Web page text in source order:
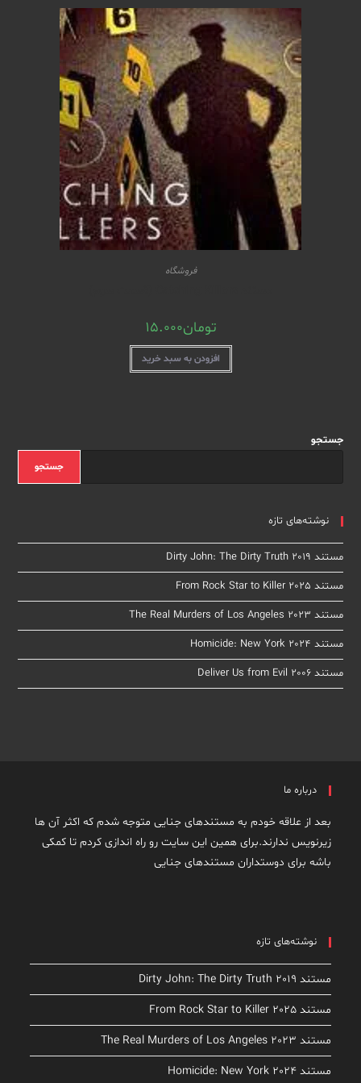
فروشگاه
تومان15.000
افزودن به سبد خرید
جستجو
جستجو
نوشته‌های تازه
مستند Dirty John: The Dirty Truth 2019
مستند From Rock Star to Killer 2025
مستند The Real Murders of Los Angeles 2023
مستند Homicide: New York 2024
مستند Deliver Us from Evil 2006
درباره ما
بعد از علاقه خودم به مستندهای جنایی متوجه شدم که اکثر آن ها
زیرنویس ندارند.برای همین این سایت رو راه اندازی کردم تا کمکی
باشه برای دوستداران مستندهای جنایی
نوشته‌های تازه
مستند Dirty John: The Dirty Truth 2019
مستند From Rock Star to Killer 2025
مستند The Real Murders of Los Angeles 2023
مستند Homicide: New York 2024